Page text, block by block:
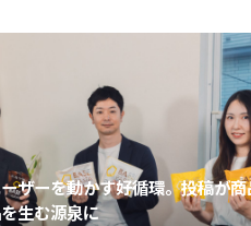
ザーを動かす好循環。投稿が
生む源泉に